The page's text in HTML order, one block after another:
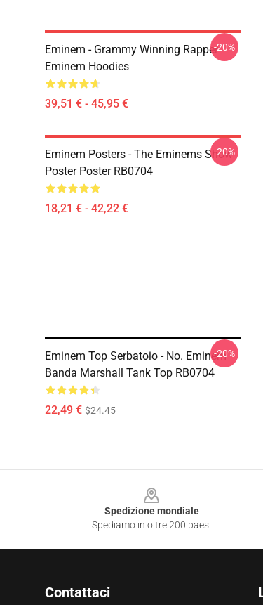
Eminem - Grammy Winning Rapper
Eminem Hoodies
39,51 € - 45,95 €
-20%
Eminem Posters - The Eminems Show
Poster Poster RB0704
18,21 € - 42,22 €
-20%
Eminem Top Serbatoio - No. Eminem
Banda Marshall Tank Top RB0704
22,49 € $24.45
-20%
Spedizione mondiale
Spediamo in oltre 200 paesi
Contattaci